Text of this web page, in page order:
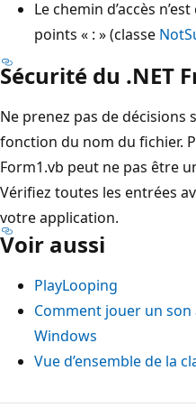
Le chemin d’accès
points « : » (classe
Sécurité du .NET
Ne prenez pas de
fonction du nom du fichier.
Form1.vb peut ne pas être
Vérifiez toutes les entrées
votre application.
Voir aussi
PlayLooping
Comment jouer un
Windows
Vue d’ensemble de la